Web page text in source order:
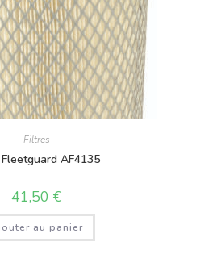
Filtres
AF4135
41,50 €
au panier